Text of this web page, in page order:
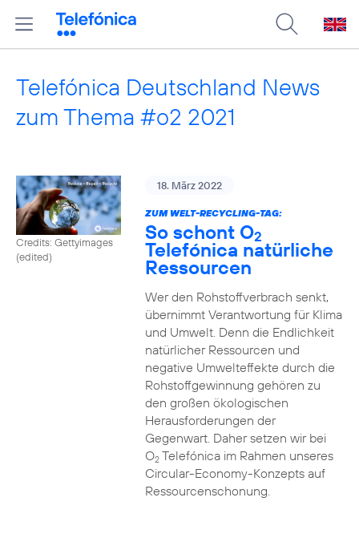
Telefónica Deutschland News
zum Thema #o2 2021
Credits: Gettyimages
(edited)
18. März 2022
ZUM WELT-RECYCLING-TAG:
So schont O2
Telefónica natürliche
Ressourcen
Wer den Rohstoffverbrach senkt,
übernimmt Verantwortung für Klima
und Umwelt. Denn die Endlichkeit
natürlicher Ressourcen und
negative Umwelteffekte durch die
Rohstoffgewinnung gehören zu
den großen ökologischen
Herausforderungen der
Gegenwart. Daher setzen wir bei
O2Telefónica im Rahmen unseres
Circular-Economy-Konzepts auf
Ressourcenschonung.